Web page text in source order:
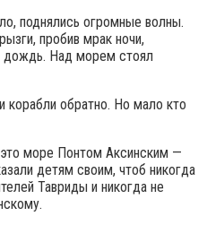
поднялись огромные волны.
пробив мрак ночи,
дождь. Над морем стоял
корабли обратно. Но мало кто
это море Понтом Аксинским —
детям своим, чтоб никогда
Тавриды и никогда не